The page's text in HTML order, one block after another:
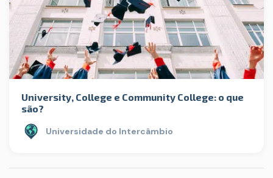
University, College e Community College: o que
são?
Universidade do Intercâmbio